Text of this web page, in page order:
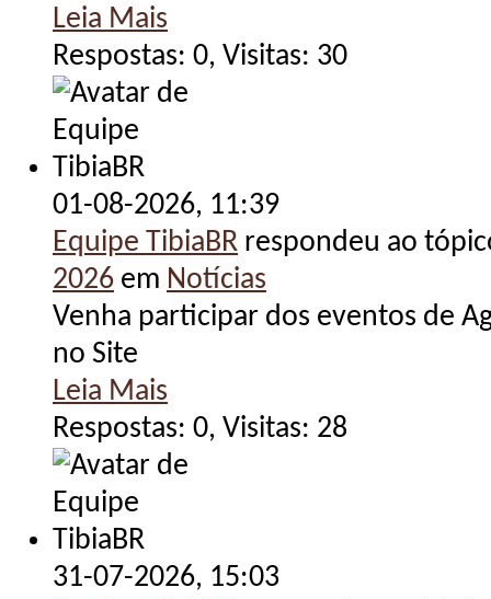
Leia Mais
Respostas: 0, Visitas: 30
01-08-2026, 11:39
Equipe TibiaBR respondeu ao
2026 em Notícias
Venha participar dos eventos de
no Site
Leia Mais
Respostas: 0, Visitas: 28
31-07-2026, 15:03